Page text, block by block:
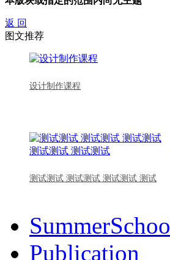
返 回
图文推荐
设计制作课程
测试测试 测试测试 测试测试 测试
Publication